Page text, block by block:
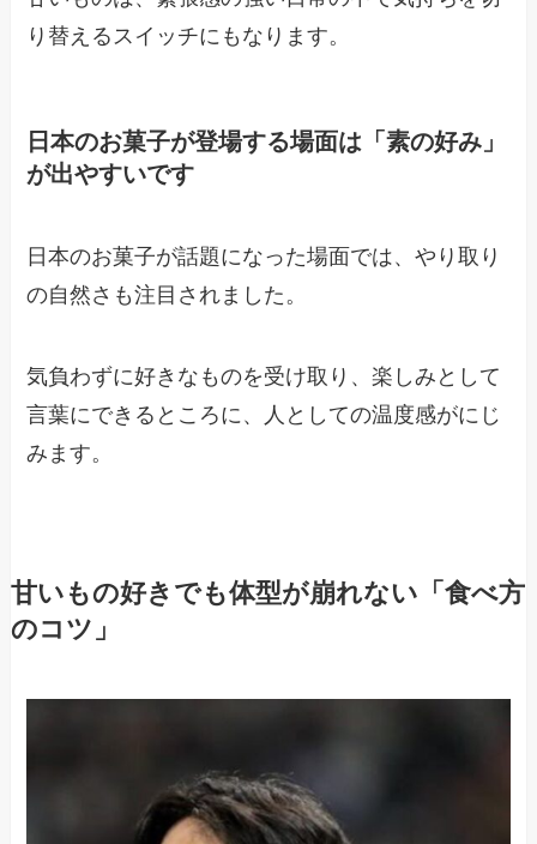
り替えるスイッチにもなります。
日本のお菓子が登場する場面は「素の好み」
が出やすいです
日本のお菓子が話題になった場面では、やり取り
の自然さも注目されました。
気負わずに好きなものを受け取り、楽しみとして
言葉にできるところに、人としての温度感がにじ
みます。
甘いもの好きでも体型が崩れない「食べ方
のコツ」